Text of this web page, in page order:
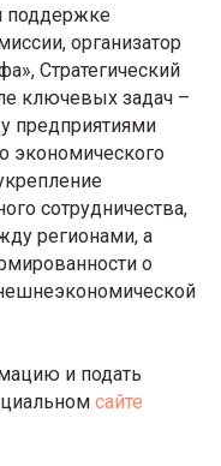
поддержке
организатор
Стратегический
ключевых задач –
предприятиями
экономического
сотрудничества,
регионами, а
о
и подать
сайте